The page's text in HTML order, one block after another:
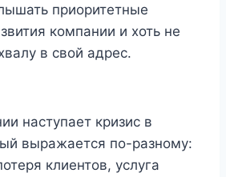
приоритетные
компании и хоть не
в свой адрес.
наступает кризис в
выражается по-разному:
клиентов, услуга